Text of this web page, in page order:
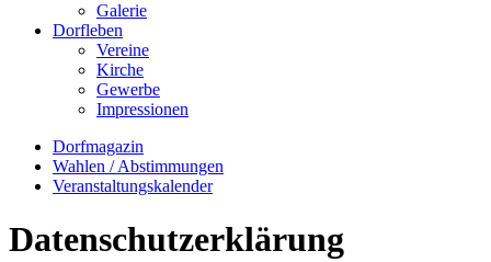
Galerie
Dorfleben
Vereine
Kirche
Gewerbe
Impressionen
Dorfmagazin
Wahlen / Abstimmungen
Veranstaltungskalender
Datenschutzerklärung